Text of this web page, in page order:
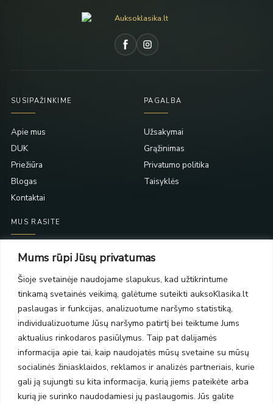
Mums rūpi Jūsų privatumas
Šioje svetainėje naudojame slapukus, kad užtikrintume
tinkamą svetainės veikimą, galėtume suteikti auksoKlasika.lt
paslaugas ir funkcijas, analizuotume naršymo statistiką,
individualizuotume Jūsų naršymo patirtį bei teiktume Jums
aktualius rinkodaros pasiūlymus. Taip pat dalijamės
informacija apie tai, kaip naudojatės mūsų svetaine su mūsų
socialinės žiniasklaidos, reklamos ir analizės partneriais, kurie
gali ją sujungti su kita informacija, kurią jiems pateikėte arba
kurią jie surinko naudodamiesi jų paslaugomis. Jūs galite
SUSIPAŽINKIME
Apie mus
DUK
Priežiūra
Blogas
Kontaktai
PAGALBA
Užsakymai
Grąžinimas
Privatumo politika
Taisyklės
MUS RASITE
Taikos pr. 139
PC Molas, Klaipėda
Taikos pr. 141
PC BIG 2, Klaipėda
Šilutės pl. 35
PC Banginis, Klaipėda
NAUJIENLAIŠKIS
Prenumeruokite ir gaukite pasiūlymus, naujienas bei riboto
leidimo kolekcijas.